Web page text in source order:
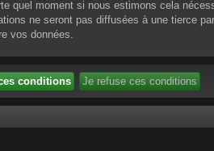
quel moment si nous estimons cela
ne seront pas diffusées à une tierce
vos données.